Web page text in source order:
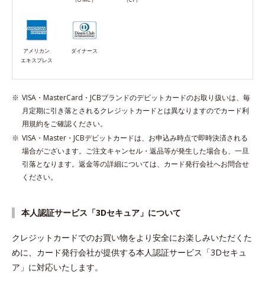
アメリカン
エキスプレス
ダイナース
VISA・MasterCard・JCBブランドのデビットカードのお取り扱いは、毎
月定期に引き落とされるクレジットカードとは異なりますのでカード利
用規約をご確認ください。
VISA・Master・JCBデビットカードは、お申込み時点で即時決済される
場合がございます。ご注文キャンセル・返品等が発生した場合も、一旦
引落となります。返金等の詳細については、カード発行会社へお問合せ
ください。
本人認証サービス「3Dセキュア」について
クレジットカードでのお買い物をより安全にお楽しみいただくた
めに、カード発行会社が提供する本人認証サービス「3Dセキュ
ア」に対応いたします。